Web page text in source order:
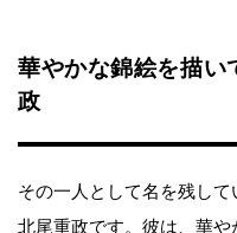
華やかな錦絵を描い
政
その一人として名を残し
北尾重政です。彼は、華や